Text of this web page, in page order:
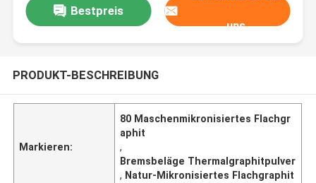
Bestpreis
uns
PRODUKT-BESCHREIBUNG
Markieren:
80 Maschenmikronisiertes Flachgr
aphit
,
Bremsbeläge Thermalgraphitpulver
, Natur-Mikronisiertes Flachgraphit